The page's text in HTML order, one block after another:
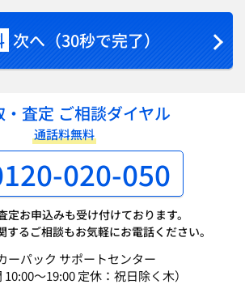
次へ（30秒で完了）
・査定 ご相談ダイヤル
通話料無料
020-050
定お申込みも受け付けております。
するご相談もお気軽にお電話ください。
ーパック サポートセンター
10:00～19:00 定休：祝日除く木）